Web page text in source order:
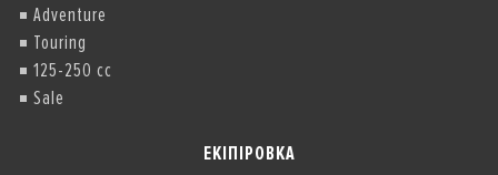
Adventure
Touring
125-250 cc
Sale
ЕКІПІРОВКА